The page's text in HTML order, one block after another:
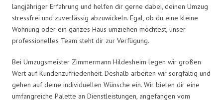
langjähriger Erfahrung und helfen dir gerne dabei, deinen Umzug
stressfrei und zuverlässig abzuwickeln. Egal, ob du eine kleine
Wohnung oder ein ganzes Haus umziehen möchtest, unser
professionelles Team steht dir zur Verfügung.
Bei Umzugsmeister Zimmermann Hildesheim legen wir großen
Wert auf Kundenzufriedenheit. Deshalb arbeiten wir sorgfältig und
gehen auf deine individuellen Wünsche ein. Wir bieten dir eine
umfangreiche Palette an Dienstleistungen, angefangen vom